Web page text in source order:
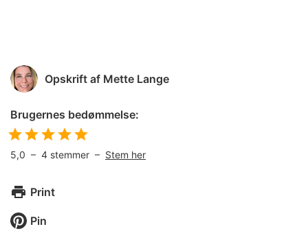
Opskrift af Mette Lange
Brugernes bedømmelse:
5,0 – 4 stemmer – Stem her
Print
Pin